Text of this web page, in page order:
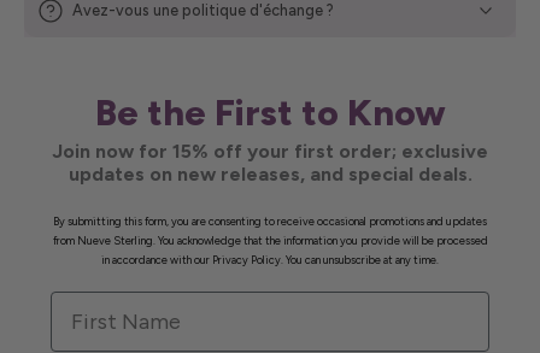
Avez-vous une politique d'échange ?
Be the First to Know
Join now for 15% off your first order; exclusive
updates on new releases, and special deals.
By submitting this form, you are consenting to receive occasional promotions and updates
from Nueve Sterling. You acknowledge that the information you provide will be processed
in accordance with our Privacy Policy. You can unsubscribe at any time.
First Name